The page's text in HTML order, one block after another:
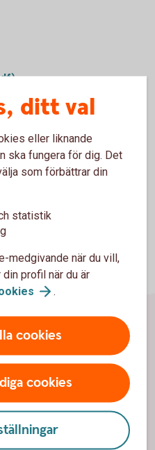
ditt val
eller liknande
ska fungera för dig. Det
som förbättrar din
statistik
medgivande när du vill,
profil när du är
.
cookies
cookies